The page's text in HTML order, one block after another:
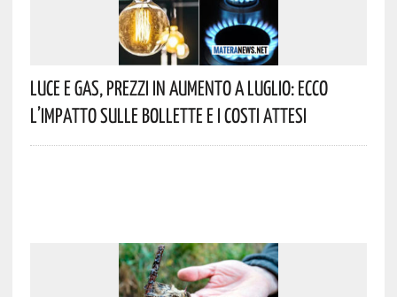
Luce E Gas, Prezzi In Aumento A Luglio: Ecco
L’impatto Sulle Bollette E I Costi Attesi